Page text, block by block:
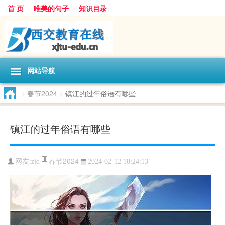
首 页 唯美的句子 知识目录
网站导航
> 春节2024 > 镇江的过年俗语有哪些
镇江的过年俗语有哪些
网友:zjd 春节2024 2024-02-12 18:24:13